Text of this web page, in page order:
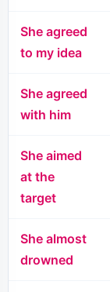
She agreed
to my idea
She agreed
with him
She aimed
at the
target
She almost
drowned